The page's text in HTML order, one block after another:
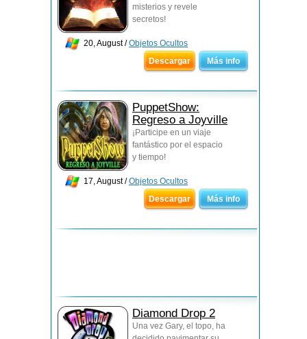
misterios y revele
secretos!
20, August /Objetos Ocultos
Descargar
Más info
PuppetShow:
Regreso a Joyville
¡Participe en un viaje
fantástico por el espacio
y tiempo!
17, August /Objetos Ocultos
Descargar
Más info
Diamond Drop 2
Una vez Gary, el topo, ha